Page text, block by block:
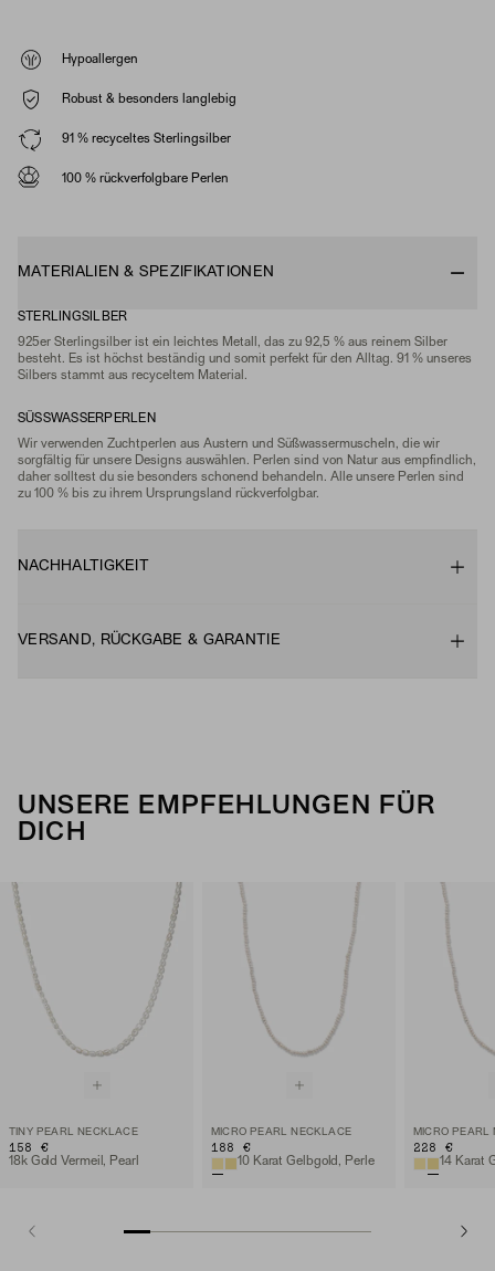
Hypoallergen
Robust & besonders langlebig
91 % recyceltes Sterlingsilber
100 % rückverfolgbare Perlen
MATERIALIEN & SPEZIFIKATIONEN
STERLINGSILBER
925er Sterlingsilber ist ein leichtes Metall, das zu 92,5 % aus reinem Silber
besteht. Es ist höchst beständig und somit perfekt für den Alltag. 91 % unseres
Silbers stammt aus recyceltem Material.
SÜSSWASSERPERLEN
Wir verwenden Zuchtperlen aus Austern und Süßwassermuscheln, die wir
sorgfältig für unsere Designs auswählen. Perlen sind von Natur aus empfindlich,
daher solltest du sie besonders schonend behandeln. Alle unsere Perlen sind
zu 100 % bis zu ihrem Ursprungsland rückverfolgbar.
NACHHALTIGKEIT
VERSAND, RÜCKGABE & GARANTIE
UNSERE EMPFEHLUNGEN FÜR
DICH
TINY PEARL NECKLACE
158 €
18k Gold Vermeil, Pearl
MICRO PEARL NECKLACE
188 €
10 Karat Gelbgold, Perle
MICRO PEARL
228 €
14 Karat